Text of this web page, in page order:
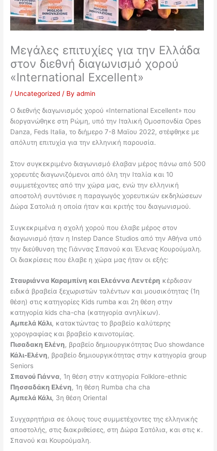
Μεγάλες επιτυχίες για την Ελλάδα
στον διεθνή διαγωνισμό χορού
«International Excellent»
/ Uncategorized / Byadmin
Ο διεθνής διαγωνισμός χορού «International Excellent» που
διοργανώθηκε στη Ρώμη, υπό την Ιταλική Ομοσπονδία Opes
Danza, Feds Italia, το διήμερο 7-8 Μαϊου 2022, στέφθηκε με
απόλυτη επιτυχία για την ελληνική παρουσία.
Στον συγκεκριμένο διαγωνισμό έλαβαν μέρος πάνω από 500
χορευτές διαγωνιζόμενοι από όλη την Ιταλία και 10
συμμετέχοντες από την χώρα μας, ενώ την ελληνική
αποστολή συντόνισε η παραγωγός χορευτικών εκδηλώσεων
Δώρα Σατολιά η οποία ήταν και κριτής του διαγωνισμού.
Συγκεκριμένα η σχολή χορού που έλαβε μέρος στον
διαγωνισμό ήταν η Instep Dance Studios από την Αθήνα υπό
την διεύθυνση της Γιάννας Σπανού και Έλενας Κουρούμαλη.
Οι διακρίσεις που έλαβε η χώρα μας ήταν οι εξής:
Σταυριάννα Καραμπίνη και Ελεάννα Λεντέρη κέρδισαν
ειδικά βραβεία ξεχωριστών ταλέντων και μουσικότητας (1η
θέση) στις κατηγορίες Kids rumba και 2η θέση στην
κατηγορία kids cha-cha (κατηγορία ανηλίκων).
Αμπελά Κάλι, κατακτώντας το βραβείο καλύτερης
χορογραφίας και βραβείο καινοτομίας.
Πισαδακη Ελένη, βραβείο δημιουργικότητας Duo showdance
Κάλι-Ελένη, βραβείο δημιουργικότητας στην κατηγορία group
Seniors
Σπανού Γιάννα, 1η θέση στην κατηγορία Folklore-ethnic
Πησσαδάκη Ελένη, 1η θέση Rumba cha cha
Αμπελά Κάλι, 3η θέση Oriental
Συγχαρητήρια σε όλους τους συμμετέχοντες της ελληνικής
αποστολής, στις διακριθείσες, στη Δώρα Σατόλια, και στις κ.
Σπανού και Κουρούμαλη.